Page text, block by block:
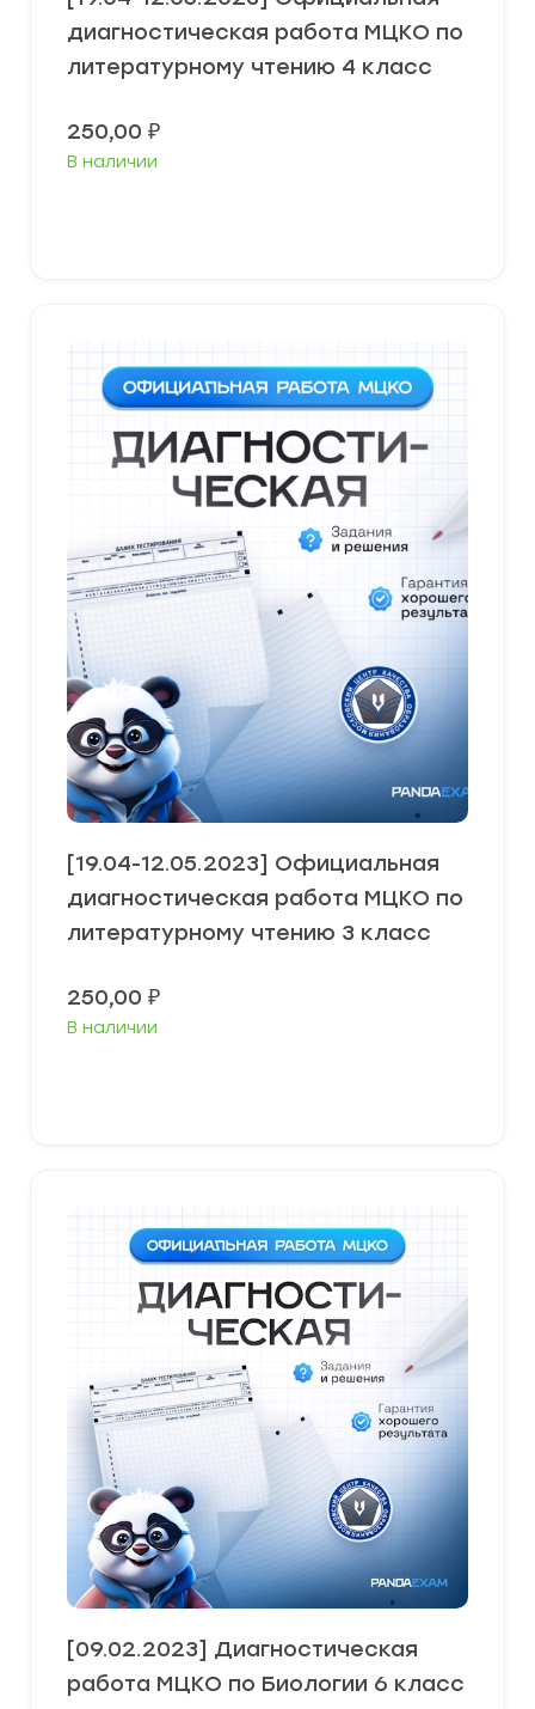
диагностическая работа МЦКО по
литературному чтению 4 класс
250,00 ₽
В наличии
[19.04-12.05.2023] Официальная
диагностическая работа МЦКО по
литературному чтению 3 класс
250,00 ₽
В наличии
[09.02.2023] Диагностическая
работа МЦКО по Биологии 6 класс